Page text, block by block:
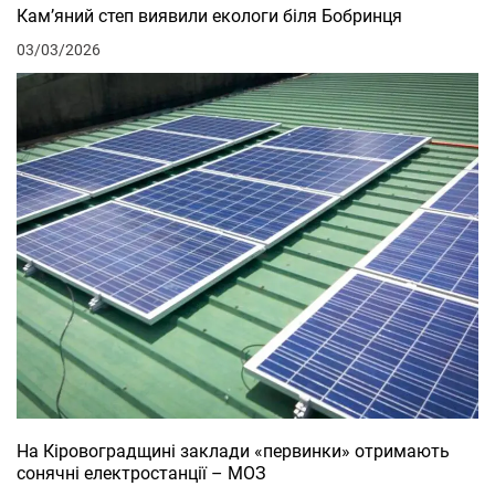
Кам’яний степ виявили екологи біля Бобринця
03/03/2026
На Кіровоградщині заклади «первинки» отримають
сонячні електростанції – МОЗ